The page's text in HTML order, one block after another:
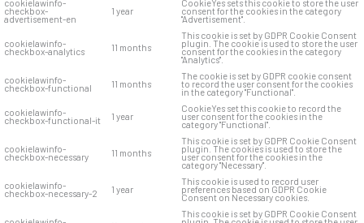
cookielawinfo-
checkbox-
advertisement-en
1 year
CookieYes sets this cookie to store the user
consent for the cookies in the category
"Advertisement".
cookielawinfo-
checkbox-analytics 11 months
This cookie is set by GDPR Cookie Consent
plugin. The cookie is used to store the user
consent for the cookies in the category
"Analytics".
cookielawinfo-
checkbox-functional 11 months
The cookie is set by GDPR cookie consent
to record the user consent for the cookies
in the category "Functional".
cookielawinfo-
checkbox-functional-it 1 year
CookieYes set this cookie to record the
user consent for the cookies in the
category "Functional".
cookielawinfo-
checkbox-necessary 11 months
This cookie is set by GDPR Cookie Consent
plugin. The cookies is used to store the
user consent for the cookies in the
category "Necessary".
cookielawinfo-
checkbox-necessary-2 1 year
This cookie is used to record user
preferences based on GDPR Cookie
Consent on Necessary cookies.
This cookie is set by GDPR Cookie Consent